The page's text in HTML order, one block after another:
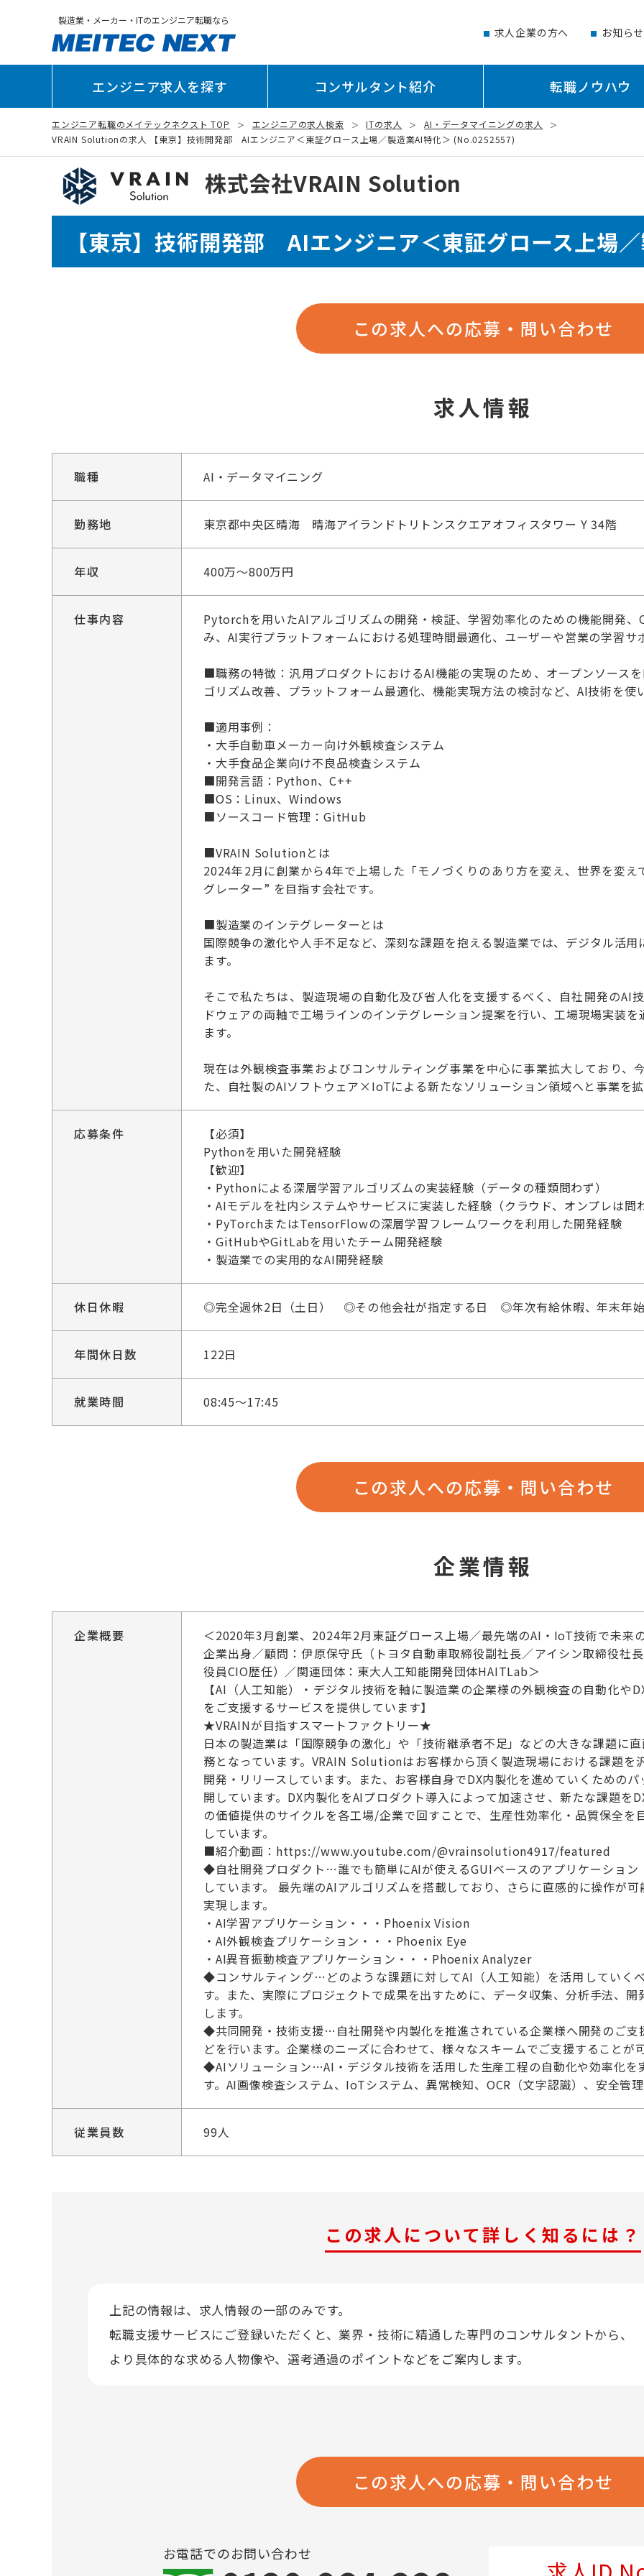
製造業・メーカー・ITのエンジニア転職なら
求人企業の方へ お知らせ
エンジニア求人を探す コンサルタント紹介 転職ノウハウ
エンジニア転職のメイテックネクスト TOP エンジニアの求人検索 ITの求人
AI・データマイニングの求人
VRAIN Solutionの求人 【東京】技術開発部 AIエンジニア＜東証グロース上場／製造業AI特化＞ (No.0252557)
株式会社VRAIN Solution
【東京】技術開発部 AIエンジニア＜東証グロース上場
この求人への応募・問い合わせ
求人情報
職種 AI・データマイニング
勤務地 東京都中央区晴海 晴海アイランドトリトンスクエアオフィスタワー Y 34階
年収 400万～800万円
仕事内容
Pytorchを用いたAIアルゴリズムの開発・検証、学習効率化のための機能開発
み、AI実行プラットフォームにおける処理時間最適化、ユーザーや営業の学習サ
■職務の特徴：汎用プロダクトにおけるAI機能の実現のため、オープンソース
ゴリズム改善、プラットフォーム最適化、機能実現方法の検討など、AI技術を使
■適用事例：
・大手自動車メーカー向け外観検査システム
・大手食品企業向け不良品検査システム
■開発言語：Python、C++
■OS：Linux、Windows
■ソースコード管理：GitHub
■VRAIN Solutionとは
2024年2月に創業から4年で上場した「モノづくりのあり方を変え、世界を変
グレーター” を目指す会社です。
■製造業のインテグレーターとは
国際競争の激化や人手不足など、深刻な課題を抱える製造業では、デジタル活
ます。
そこで私たちは、製造現場の自動化及び省人化を支援するべく、自社開発のAI
ドウェアの両軸で工場ラインのインテグレーション提案を行い、工場現場実装
ます。
現在は外観検査事業およびコンサルティング事業を中心に事業拡大しており、
た、自社製のAIソフトウェア×IoTによる新たなソリューション領域へと事業を拡
応募条件
【必須】
Pythonを用いた開発経験
【歓迎】
・Pythonによる深層学習アルゴリズムの実装経験（データの種類問わず）
・AIモデルを社内システムやサービスに実装した経験（クラウド、オンプレは問
・PyTorchまたはTensorFlowの深層学習フレームワークを利用した開発経験
・GitHubやGitLabを用いたチーム開発経験
・製造業での実用的なAI開発経験
休日休暇 ◎完全週休2日（土日） ◎その他会社が指定する日 ◎年次有給休暇、年末年始
年間休日数 122日
就業時間 08:45～17:45
この求人への応募・問い合わせ
企業情報
企業概要
＜2020年3月創業、2024年2月東証グロース上場／最先端のAI・IoT技術で未来
企業出身／顧問：伊原保守氏（トヨタ自動車取締役副社長／アイシン取締役社
役員CIO歴任）／関連団体：東大人工知能開発団体HAITLab＞
【AI（人工知能）・デジタル技術を軸に製造業の企業様の外観検査の自動化や
をご支援するサービスを提供しています】
★VRAINが目指すスマートファクトリー★
日本の製造業は「国際競争の激化」や「技術継承者不足」などの大きな課題に
務となっています。VRAIN Solutionはお客様から頂く製造現場における課題を
開発・リリースしています。また、お客様自身でDX内製化を進めていくための
開しています。DX内製化をAIプロダクト導入によって加速させ、新たな課題を
の価値提供のサイクルを各工場/企業で回すことで、生産性効率化・品質保全
しています。
■紹介動画：https://www.youtube.com/@vrainsolution4917/featured
◆自社開発プロダクト…誰でも簡単にAIが使えるGUIベースのアプリケーショ
しています。 最先端のAIアルゴリズムを搭載しており、さらに直感的に操作が
実現します。
・AI学習アプリケーション・・・Phoenix Vision
・AI外観検査プリケーション・・・Phoenix Eye
・AI異音振動検査アプリケーション・・・Phoenix Analyzer
◆コンサルティング…どのような課題に対してAI（人工知能）を活用していく
す。また、実際にプロジェクトで成果を出すために、データ収集、分析手法、
します。
◆共同開発・技術支援…自社開発や内製化を推進されている企業様へ開発のご支
どを行います。企業様のニーズに合わせて、様々なスキームでご支援することが可
◆AIソリューション…AI・デジタル技術を活用した生産工程の自動化や効率化を
す。AI画像検査システム、IoTシステム、異常検知、OCR（文字認識）、安全管理
従業員数 99人
この求人について詳しく知るには？
上記の情報は、求人情報の一部のみです。
転職支援サービスにご登録いただくと、業界・技術に精通した専門のコンサルタントから、
より具体的な求める人物像や、選考通過のポイントなどをご案内します。
この求人への応募・問い合わせ
お電話でのお問い合わせ